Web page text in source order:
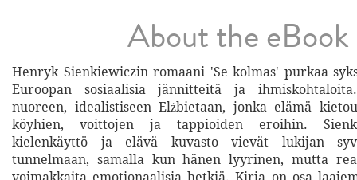
About the eBook
Henryk Sienkiewiczin romaani 'Se kolmas' purkaa
Euroopan sosiaalisia jännitteitä ja
nuoreen, idealistiseen Elżbietaan, jonka elämä
köyhien, voittojen ja tappioiden eroihin.
kielenkäyttö ja elävä kuvasto vievät lukijan
tunnelmaan, samalla kun hänen lyyrinen, mutta